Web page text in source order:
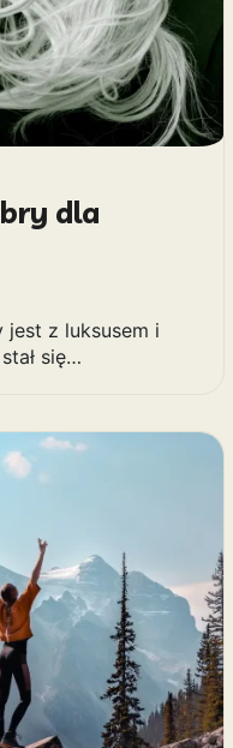
dla
z luksusem i
się…